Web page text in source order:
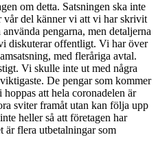
om detta. Satsningen ska inte
vår del känner vi att vi har skrivit
pengarna, men detaljerna
diskuterar offentligt. Vi har över
med fleråriga avtal.
Vi skulle inte ut med några
De pengar som kommer
att hela coronadelen är
sviter framåt utan kan följa upp
heller så att företagen har
är flera utbetalningar som